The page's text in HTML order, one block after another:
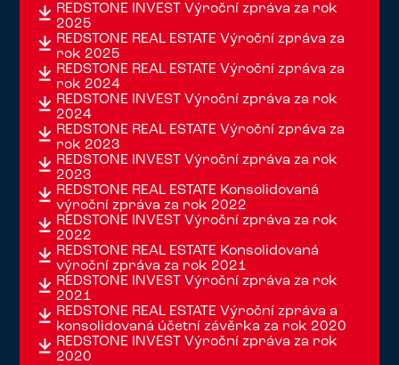
REDSTONE INVEST Výroční zpráva za rok
2025
REDSTONE REAL ESTATE Výroční zpráva za
rok 2025
REDSTONE REAL ESTATE Výroční zpráva za
rok 2024
REDSTONE INVEST Výroční zpráva za rok
2024
REDSTONE REAL ESTATE Výroční zpráva za
rok 2023
REDSTONE INVEST Výroční zpráva za rok
2023
REDSTONE REAL ESTATE Konsolidovaná
výroční zpráva za rok 2022
REDSTONE INVEST Výroční zpráva za rok
2022
REDSTONE REAL ESTATE Konsolidovaná
výroční zpráva za rok 2021
REDSTONE INVEST Výroční zpráva za rok
2021
REDSTONE REAL ESTATE Výroční zpráva a
konsolidovaná účetní závěrka za rok 2020
REDSTONE INVEST Výroční zpráva za rok
2020